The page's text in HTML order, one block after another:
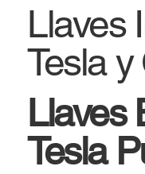
Llaves
Tesla
Llaves
Tesla